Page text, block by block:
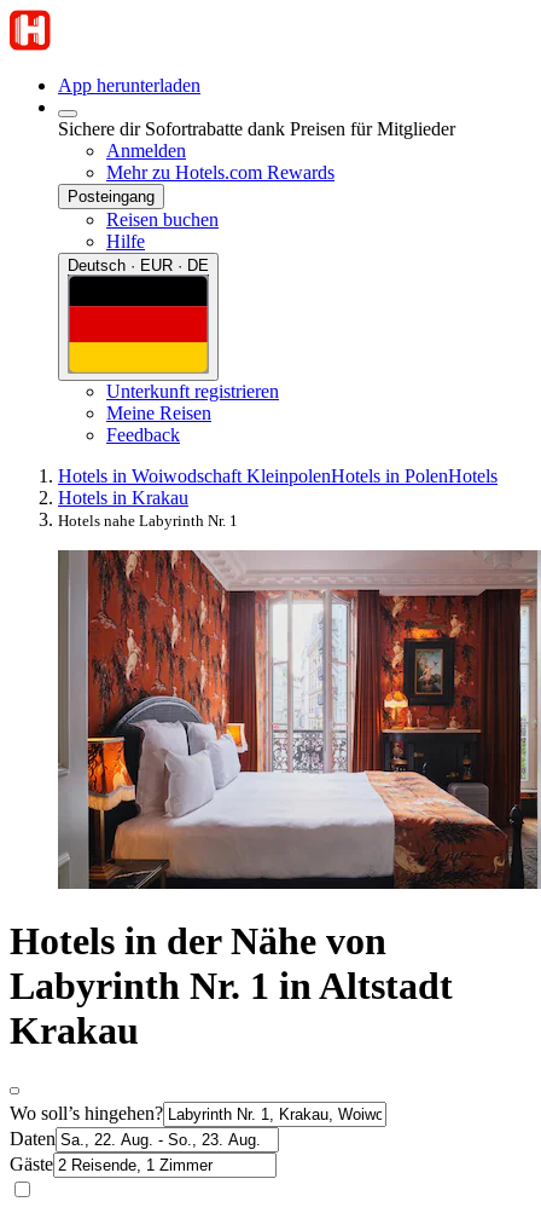
App herunterladen
Sichere dir Sofortrabatte dank Preisen für Mitglieder
Anmelden
Mehr zu Hotels.com Rewards
Posteingang
Reisen buchen
Hilfe
Deutsch · EUR · DE
Unterkunft registrieren
Meine Reisen
Feedback
Hotels in Woiwodschaft KleinpolenHotels in PolenHotels
Hotels in Krakau
Hotels nahe Labyrinth Nr. 1
Hotels in der Nähe von
Labyrinth Nr. 1 in Altstadt
Krakau
Wo soll’s hingehen?
Daten
Gäste